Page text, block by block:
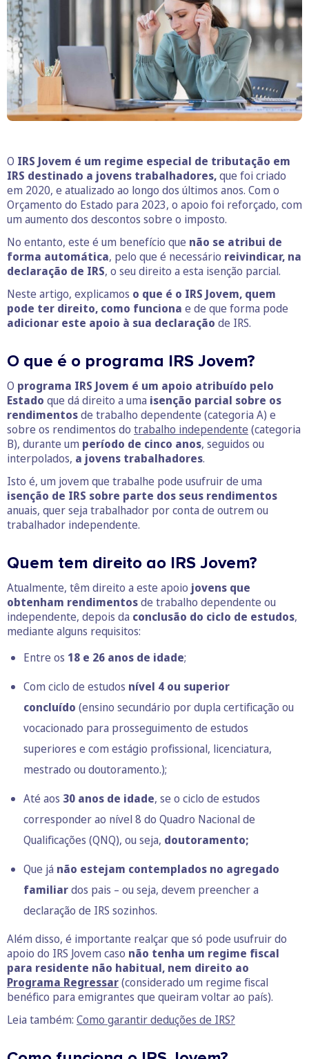
O IRS Jovem é um regime especial de tributação em
IRS destinado a jovens trabalhadores,que foi criado
em 2020, e atualizado ao longo dos últimos anos. Com o
Orçamento do Estado para 2023, o apoio foi reforçado, com
um aumento dos descontos sobre o imposto.
No entanto, este é um benefício que não se atribui de
forma automática, pelo que é necessário reivindicar, na
declaração de IRS, o seu direito a esta isenção parcial.
Neste artigo, explicamos o que é o IRS Jovem, quem
pode ter direito, como funciona e de que forma pode
adicionar este apoio à sua declaração de IRS.
O que é o programa IRS Jovem?
O programa IRS Jovem é um apoio atribuído pelo
Estado que dá direito a uma isenção parcial sobre os
rendimentosde trabalho dependente (categoria A) e
sobre os rendimentos do trabalho independente (categoria
B), durante um período de cinco anos, seguidos ou
interpolados, a jovens trabalhadores.
Isto é, um jovem que trabalhe pode usufruir de uma
isenção de IRS sobre parte dos seus rendimentos
anuais, quer seja trabalhador por conta de outrem ou
trabalhador independente.
Quem tem direito ao IRS Jovem?
Atualmente, têm direito a este apoio jovens que
obtenham rendimentosde trabalho dependente ou
independente, depois da conclusão do ciclo de estudos,
mediante alguns requisitos:
Entre os 18 e 26 anos de idade;
Com ciclo de estudos nível 4 ou superior
concluído (ensino secundário por dupla certificação ou
vocacionado para prosseguimento de estudos
superiores e com estágio profissional, licenciatura,
mestrado ou doutoramento.);
Até aos 30 anos de idade, se o ciclo de estudos
corresponder ao nível 8 do Quadro Nacional de
Qualificações (QNQ), ou seja, doutoramento;
Que já não estejam contemplados no agregado
familiardos pais – ou seja, devem preencher a
declaração de IRS sozinhos.
Além disso, é importante realçar que só pode usufruir do
apoio do IRS Jovem caso não tenha um regime fiscal
para residente não habitual, nem direito ao
Programa Regressar(considerado um regime fiscal
benéfico para emigrantes que queiram voltar ao país).
Leia também: Como garantir deduções de IRS?